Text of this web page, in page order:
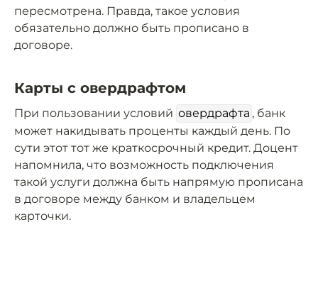
пересмотрена. Правда, такое условия
обязательно должно быть прописано в
договоре.
Карты с овердрафтом
При пользовании условий овердрафта , банк
может накидывать проценты каждый день. По
сути этот тот же краткосрочный кредит. Доцент
напомнила, что возможность подключения
такой услуги должна быть напрямую прописана
в договоре между банком и владельцем
карточки.